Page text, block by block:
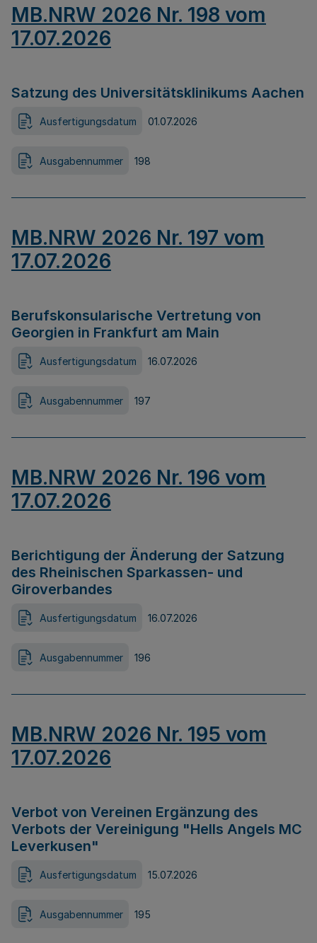
MB.NRW 2026 Nr. 198 vom
17.07.2026
Satzung des Universitätsklinikums Aachen
Ausfertigungsdatum 01.07.2026
Ausgabennummer 198
MB.NRW 2026 Nr. 197 vom
17.07.2026
Berufskonsularische Vertretung von
Georgien in Frankfurt am Main
Ausfertigungsdatum 16.07.2026
Ausgabennummer 197
MB.NRW 2026 Nr. 196 vom
17.07.2026
Berichtigung der Änderung der Satzung
des Rheinischen Sparkassen- und
Giroverbandes
Ausfertigungsdatum 16.07.2026
Ausgabennummer 196
MB.NRW 2026 Nr. 195 vom
17.07.2026
Verbot von Vereinen Ergänzung des
Verbots der Vereinigung "Hells Angels MC
Leverkusen"
Ausfertigungsdatum 15.07.2026
Ausgabennummer 195